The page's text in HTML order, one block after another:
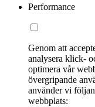
Performance
Genom att
analysera klick-
optimera vår
övergripande
använder vi
webbplats: